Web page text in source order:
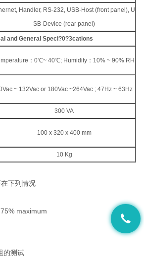
Handler, RS-232, USB-Host (front panel), U
SB-Device (rear panel)
and General Speci?0?3cations
：0℃~ 40℃; Humidity：10% ~ 90% RH
~ 132Vac or 180Vac ~264Vac ; 47Hz ~ 63Hz
300 VA
100 x 320 x 400 mm
10 Kg
下列情况
maximum
的测试